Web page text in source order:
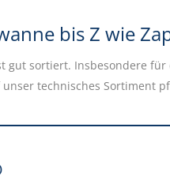
bis Z wie
gut sortiert. Insbesondere
technisches Sortiment